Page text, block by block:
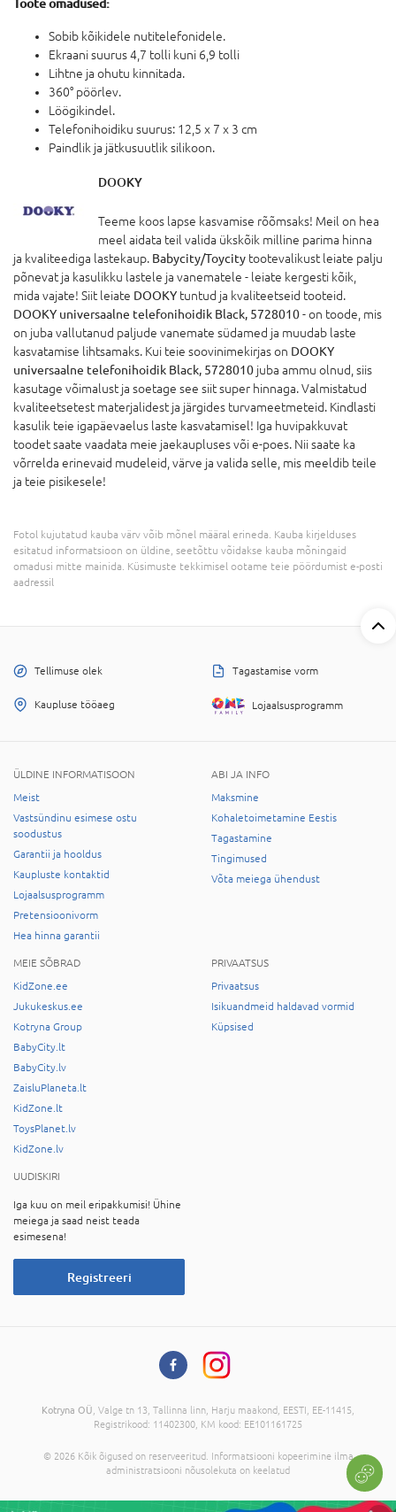
Sobib kõikidele nutitelefonidele.
Ekraani suurus 4,7 tolli kuni 6,9 tolli
Lihtne ja ohutu kinnitada.
360° pöörlev.
Löögikindel.
Telefonihoidiku suurus: 12,5 x 7 x 3 cm
Paindlik ja jätkusuutlik silikoon.
DOOKY
Teeme koos lapse kasvamise rõõmsaks! Meil on hea
meel aidata teil valida ükskõik milline parima hinna
ja kvaliteediga lastekaup. Babycity/Toycity tootevalikust leiate palju
põnevat ja kasulikku lastele ja vanematele - leiate kergesti kõik,
mida vajate! Siit leiate DOOKY tuntud ja kvaliteetseid tooteid.
DOOKY universaalne telefonihoidik Black, 5728010- on toode, mis
on juba vallutanud paljude vanemate südamed ja muudab laste
kasvatamise lihtsamaks. Kui teie soovinimekirjas on DOOKY
universaalne telefonihoidik Black, 5728010 juba ammu olnud, siis
kasutage võimalust ja soetage see siit super hinnaga. Valmistatud
kvaliteetsetest materjalidest ja järgides turvameetmeteid. Kindlasti
kasulik teie igapäevaelus laste kasvatamisel! Iga huvipakkuvat
toodet saate vaadata meie jaekaupluses või e-poes. Nii saate ka
võrrelda erinevaid mudeleid, värve ja valida selle, mis meeldib teile
ja teie pisikesele!
Fotol kujutatud kauba värv võib mõnel määral erineda. Kauba kirjelduses
esitatud informatsioon on üldine, seetõttu võidakse kauba mõningaid
omadusi mitte mainida. Küsimuste tekkimisel ootame teie pöördumist e-posti
aadressil
Tellimuse olek Tagastamise vorm
Kaupluse tööaeg Lojaalsusprogramm
ÜLDINE INFORMATISOON
Meist
Vastsündinu esimese ostu
soodustus
Garantii ja hooldus
Kaupluste kontaktid
Lojaalsusprogramm
Pretensioonivorm
Hea hinna garantii
ABI JA INFO
Maksmine
Kohaletoimetamine Eestis
Tagastamine
Tingimused
Võta meiega ühendust
MEIE SÕBRAD
KidZone.ee
Jukukeskus.ee
Kotryna Group
BabyCity.lt
BabyCity.lv
ZaisluPlaneta.lt
KidZone.lt
ToysPlanet.lv
KidZone.lv
PRIVAATSUS
Privaatsus
Isikuandmeid haldavad vormid
Küpsised
UUDISKIRI
Iga kuu on meil eripakkumisi! Ühine
meiega ja saad neist teada
esimesena!
Registreeri
Kotryna OÜ , Valge tn 13, Tallinna linn, Harju maakond, EESTI, EE-11415,
Registrikood: 11402300, KM kood: EE101161725
© 2026 Kõik õigused on reserveeritud. Informatsiooni kopeerimine ilma
administratsiooni nõusolekuta on keelatud